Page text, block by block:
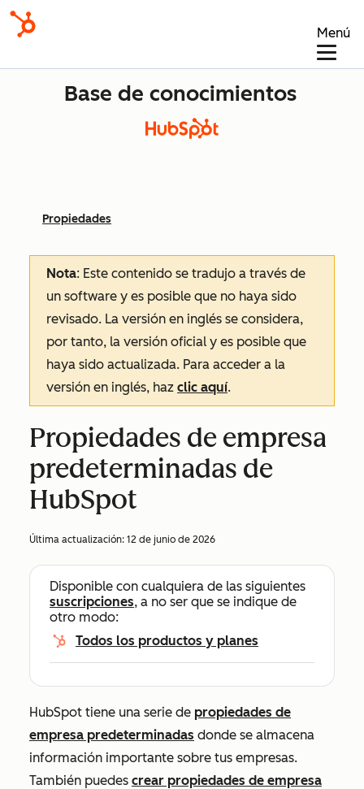
Menú
Base de conocimientos
Propiedades
Nota: Este contenido se tradujo a través de
un software y es posible que no haya sido
revisado. La versión en inglés se considera,
por tanto, la versión oficial y es posible que
haya sido actualizada. Para acceder a la
versión en inglés, haz clic aquí.
Propiedades de empresa
predeterminadas de
HubSpot
Última actualización: 12 de junio de 2026
Disponible con cualquiera de las siguientes
suscripciones, a no ser que se indique de
otro modo:
Todos los productos y planes
HubSpot tiene una serie de propiedades de
empresa predeterminadas donde se almacena
información importante sobre tus empresas.
También puedes crear propiedades de empresa